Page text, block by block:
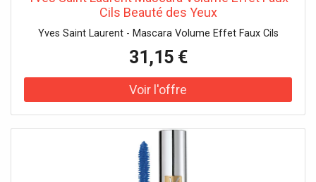
Cils Beauté des Yeux
Yves Saint Laurent - Mascara Volume Effet Faux Cils
31,15 €